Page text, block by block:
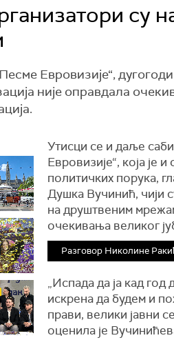
су
Евровизије“,
није оправдала
Утисци се и даље
Евровизије“, која је
политичких порука,
Душка Вучинић, чији
на друштвеним
очекивања великог
Разговор Николине
„Испада да ја кад
искрена да будем и
прави, велики јавни
оценила је